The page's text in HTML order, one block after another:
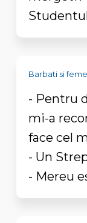
Barbati si
- Pentru
mi-a
face cel
- Un
- Mereu